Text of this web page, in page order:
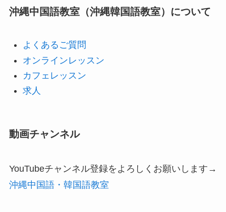
沖縄中国語教室（沖縄韓国語教室）について
よくあるご質問
オンラインレッスン
カフェレッスン
求人
動画チャンネル
YouTubeチャンネル登録をよろしくお願いします→
沖縄中国語・韓国語教室